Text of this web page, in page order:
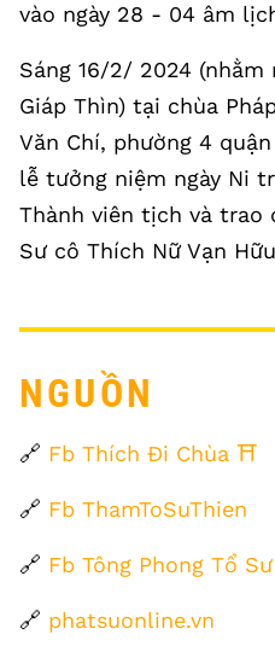
vào ngày 28 - 04 âm
Sáng 16/2/ 2024 (nhằm
Giáp Thìn) tại chùa
Văn Chí, phường 4
lễ tưởng niệm ngày Ni
Thành viên tịch và trao
Sư cô Thích Nữ Vạn
NGUỒN
🔗 Fb Thích Đi Chùa ⛩
🔗 Fb ThamToSuThien
🔗 Fb Tông Phong Tổ
🔗 phatsuonline.vn